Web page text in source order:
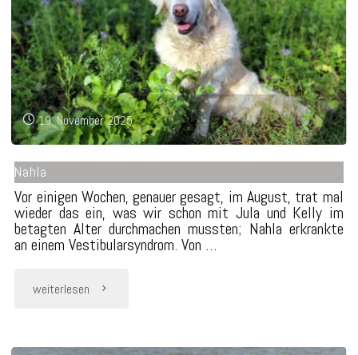
19. November 2025
Nahla
Vor einigen Wochen, genauer gesagt, im August, trat mal
wieder das ein, was wir schon mit Jula und Kelly im
betagten Alter durchmachen mussten; Nahla erkrankte
an einem Vestibularsyndrom. Von …
weiterlesen "Nahla"